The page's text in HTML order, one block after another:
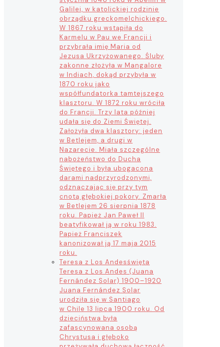
Galilei, w katolickiej rodzinie
obrządku greckomelchickiego.
W 1867 roku wstąpiła do
Karmelu w Pau we Francji i
przybrała imię Maria od
Jezusa Ukrzyżowanego. Śluby
zakonne złożyła w Mangalore
w Indiach, dokąd przybyła w
1870 roku jako
współfundatorka tamtejszego
klasztoru. W 1872 roku wróciła
do Francji. Trzy lata później
udała się do Ziemi Świętej.
Założyła dwa klasztory: jeden
w Betlejem, a drugi w
Nazarecie. Miała szczególne
nabożeństwo do Ducha
Świętego i była ubogacona
darami nadprzyrodzonymi,
odznaczając się przy tym
cnotą głębokiej pokory. Zmarła
w Betlejem 26 sierpnia 1878
roku. Papież Jan Paweł II
beatyfikował ją w roku 1983.
Papież Franciszek
kanonizował ją 17 maja 2015
roku.
Teresa z Los Andesświęta
Teresa z Los Andes (Juana
Fernández Solar) 1900–1920
Juana Fernández Solar
urodziła się w Santiago
w Chile 13 lipca 1900 roku. Od
dzieciństwa była
zafascynowana osobą
Chrystusa i głęboko